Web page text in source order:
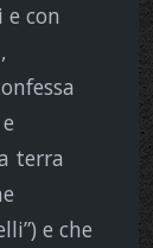
con
terra
e che